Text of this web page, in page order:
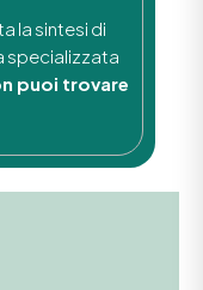
la sintesi di
specializzata
puoi trovare